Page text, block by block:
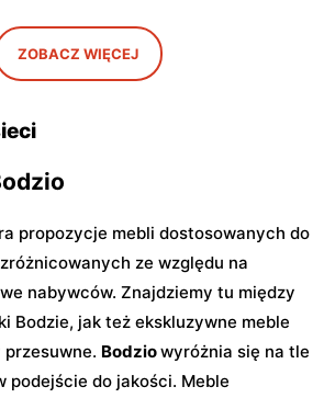
Bodzio
Kutno, ul. Karola
Szymanowskiego 2
ZOBACZ WIĘCEJ
propozycje mebli dostosowanych do
ze względu na
nabywców. Znajdziemy tu między
Bodzie, jak też ekskluzywne meble
Bodziowyróżnia się na tle
podejście do jakości. Meble